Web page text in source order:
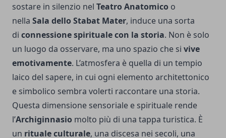
sostare in silenzio nel Teatro Anatomico o
nella Sala dello Stabat Mater, induce una sorta
di connessione spirituale con la storia. Non è solo
un luogo da osservare, ma uno spazio che si vive
emotivamente. L’atmosfera è quella di un tempio
laico del sapere, in cui ogni elemento architettonico
e simbolico sembra volerti raccontare una storia.
Questa dimensione sensoriale e spirituale rende
l’Archiginnasio molto più di una tappa turistica. È
un rituale culturale, una discesa nei secoli, una